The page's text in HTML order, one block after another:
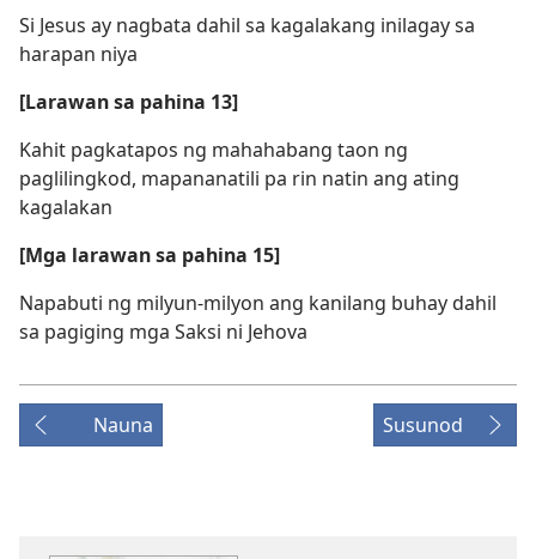
Si Jesus ay nagbata dahil sa kagalakang inilagay sa
harapan niya
[Larawan sa pahina 13]
Kahit pagkatapos ng mahahabang taon ng
paglilingkod, mapananatili pa rin natin ang ating
kagalakan
[Mga larawan sa pahina 15]
Napabuti ng milyun-milyon ang kanilang buhay dahil
sa pagiging mga Saksi ni Jehova
Nauna Susunod